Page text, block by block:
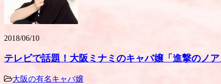
2018/06/10
テレビで話題！大阪ミナミのキャバ嬢「進撃のノ
大阪の有名キャバ嬢